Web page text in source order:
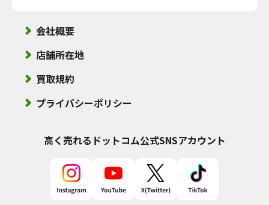
会社概要
店舗所在地
買取規約
プライバシーポリシー
高く売れるドットコム公式SNSアカウント